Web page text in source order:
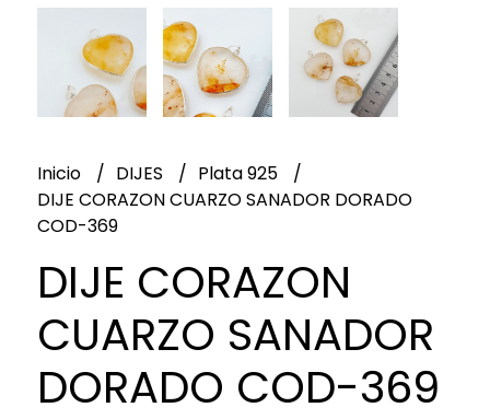
Inicio DIJES
Plata 925
DIJE CORAZON CUARZO SANADOR DORADO
COD-369
DIJE CORAZON
CUARZO SANADOR
DORADO COD-369